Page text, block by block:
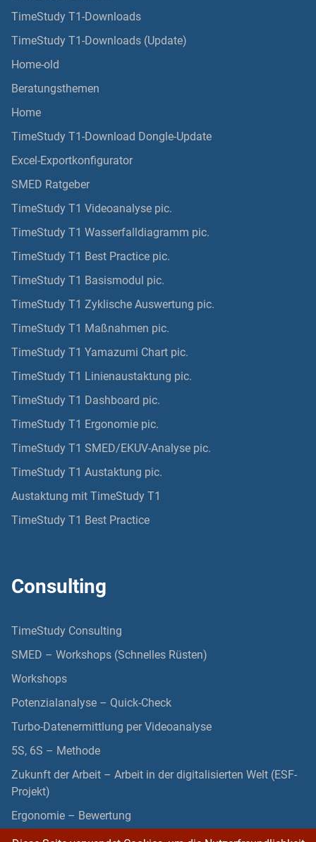
TimeStudy T1-Downloads
TimeStudy T1-Downloads (Update)
Home-old
Beratungsthemen
Home
TimeStudy T1-Download Dongle-Update
Excel-Exportkonfigurator
SMED Ratgeber
TimeStudy T1 Videoanalyse pic.
TimeStudy T1 Wasserfalldiagramm pic.
TimeStudy T1 Best Practice pic.
TimeStudy T1 Basismodul pic.
TimeStudy T1 Zyklische Auswertung pic.
TimeStudy T1 Maßnahmen pic.
TimeStudy T1 Yamazumi Chart pic.
TimeStudy T1 Linienaustaktung pic.
TimeStudy T1 Dashboard pic.
TimeStudy T1 Ergonomie pic.
TimeStudy T1 SMED/EKUV-Analyse pic.
TimeStudy T1 Austaktung pic.
Austaktung mit TimeStudy T1
TimeStudy T1 Best Practice
Consulting
TimeStudy Consulting
SMED – Workshops (Schnelles Rüsten)
Workshops
Potenzialanalyse – Quick-Check
Turbo-Datenermittlung per Videoanalyse
5S, 6S – Methode
Zukunft der Arbeit – Arbeit in der digitalisierten Welt (ESF-
Projekt)
Ergonomie – Bewertung